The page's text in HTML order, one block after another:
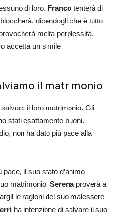
di loro. Franco tenterà di
dicendogli che è tutto
molta perplessità.
accetta un simile
il matrimonio
il loro matrimonio. Gli
stati esattamente buoni.
non ha dato più pace alla
il suo stato d’animo
matrimonio. Serenaproverà a
le ragioni del suo malessere
ha intenzione di salvare il suo